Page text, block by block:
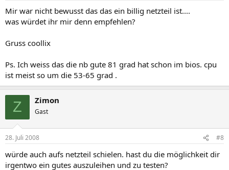
Mir war nicht bewusst das das ein billig netzteil ist....
was würdet ihr mir denn empfehlen?
Gruss coollix
Ps. Ich weiss das die nb gute 81 grad hat schon im bios. cpu
ist meist so um die 53-65 grad .
Z Zimon
Gast
28. Juli 2008 #8
würde auch aufs netzteil schielen. hast du die möglichkeit dir
irgentwo ein gutes auszuleihen und zu testen?